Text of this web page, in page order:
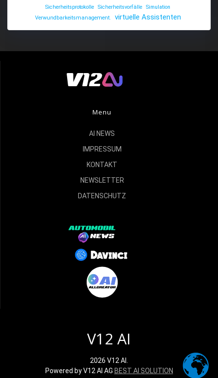
Sicherheitsprotokolle
Sicherheitsvorfälle
Simulation
Verwundbarkeitsmanagement.
virtuelle Assistenten
Menu
AI NEWS
IMPRESSUM
KONTAKT
NEWSLETTER
DATENSCHUTZ
V12 AI
2026 V12 AI.
Powered by V12 AI AG BEST AI SOLUTION